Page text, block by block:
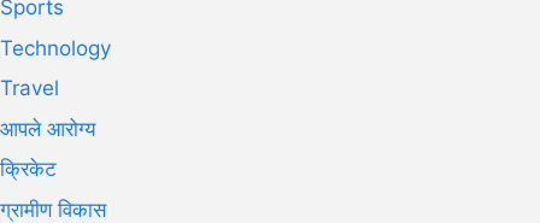
Sports
Technology
Travel
आपले आरोग्य
क्रिकेट
ग्रामीण विकास